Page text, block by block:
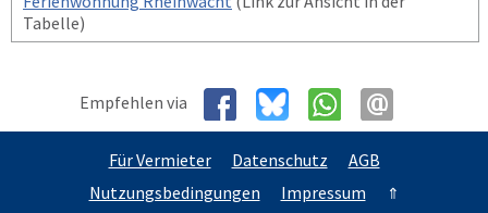
Tabelle)
Empfehlen via
Für Vermieter Datenschutz
AGB
Nutzungsbedingungen
Impressum ⇑